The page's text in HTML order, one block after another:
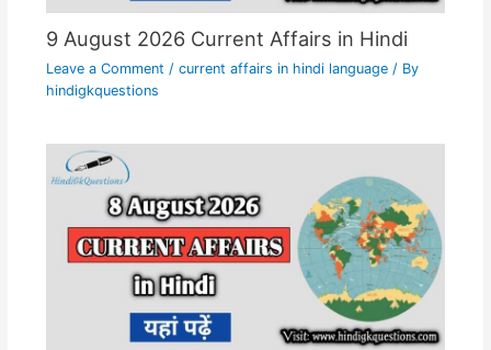
9 August 2026 Current Affairs in Hindi
Leave a Comment / current affairs in hindi language/ By
hindigkquestions